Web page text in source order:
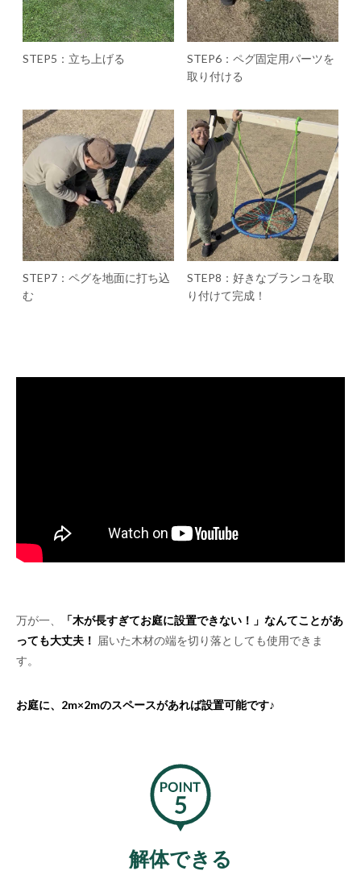
STEP5：立ち上げる
STEP6：ペグ固定用パーツを
取り付ける
STEP7：ペグを地面に打ち込
む
STEP8：好きなブランコを取
り付けて完成！
万が一、
「木が長すぎてお庭に設置できない！」なんてことがあ
っても大丈夫！ 届いた木材の端を切り落としても使用できま
す。
お庭に、2m×2mのスペースがあれば設置可能です♪
解体できる